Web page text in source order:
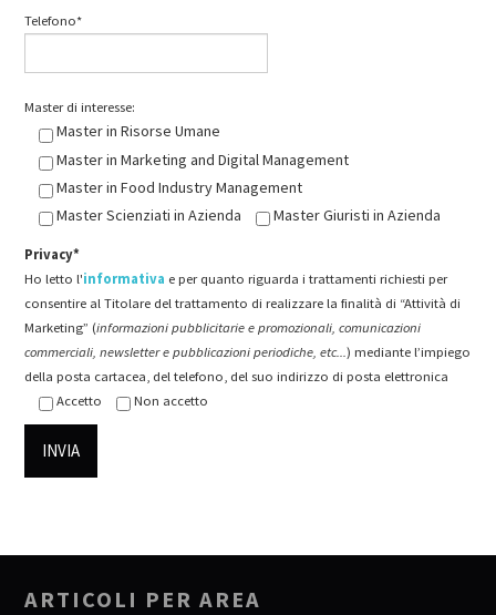
Telefono*
Master di interesse:
Master in Risorse Umane
Master in Marketing and Digital Management
Master in Food Industry Management
Master Scienziati in Azienda
Master Giuristi in Azienda
Privacy*
Ho letto l'informativa e per quanto riguarda i trattamenti richiesti per
consentire al Titolare del trattamento di realizzare la finalità di “Attività di
Marketing” (informazioni pubblicitarie e promozionali, comunicazioni
commerciali, newsletter e pubblicazioni periodiche, etc...) mediante l’impiego
della posta cartacea, del telefono, del suo indirizzo di posta elettronica
Accetto
Non accetto
ARTICOLI PER AREA